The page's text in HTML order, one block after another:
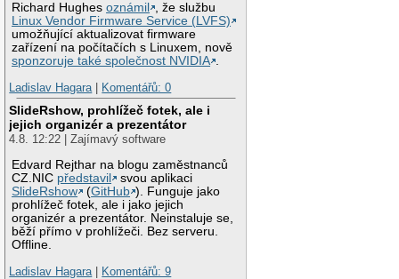
Richard Hughesoznámil
, že službu
Linux Vendor Firmware Service (LVFS)
umožňující aktualizovat firmware
zařízení na počítačích s Linuxem, nově
sponzoruje také společnost NVIDIA .
Ladislav Hagara | Komentářů: 0
SlideRshow, prohlížeč fotek, ale i
jejich organizér a prezentátor
4.8. 12:22 | Zajímavý software
Edvard Rejthar na blogu zaměstnanců
CZ.NIC představil
svou aplikaci
SlideRshow
(GitHub ). Funguje jako
prohlížeč fotek, ale i jako jejich
organizér a prezentátor. Neinstaluje se,
běží přímo v prohlížeči. Bez serveru.
Offline.
Ladislav Hagara | Komentářů: 9